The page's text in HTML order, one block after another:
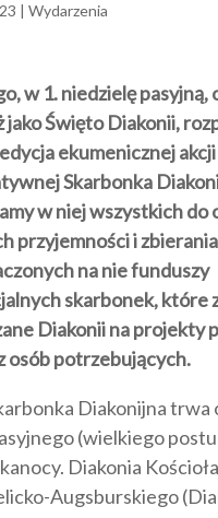
| Wydarzenia
w 1. niedzielę pasyjną,
jako Święto Diakonii,
ekumenicznej akcji
Skarbonka
w niej wszystkich do
przyjemności i zbierania
na nie funduszy
skarbonek, które
Diakonii na projekty
osób potrzebujących.
Diakonijna trwa
(wielkiego
Diakonia Kościoła
Augsburskiego